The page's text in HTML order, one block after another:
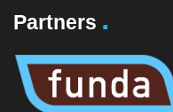
Partners .